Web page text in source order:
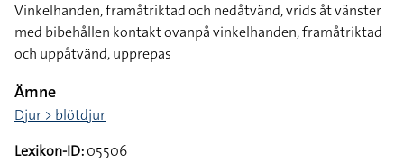
Vinkelhanden, framåtriktad och nedåtvänd, vrids åt vänster
med bibehållen kontakt ovanpå vinkelhanden, framåtriktad
och uppåtvänd, upprepas
Ämne
Djur > blötdjur
Lexikon-ID:05506